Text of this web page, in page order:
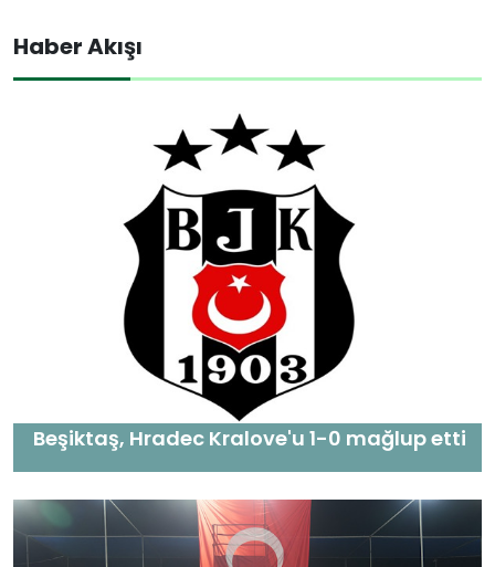
Haber Akışı
Beşiktaş, Hradec Kralove'u 1-0 mağlup etti